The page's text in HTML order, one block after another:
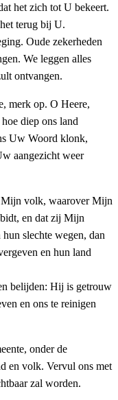
het zich tot U bekeert.
terug bij U.
Oude zekerheden
We leggen alles
ontvangen.
merk op. O Heere,
diep ons land
Uw Woord klonk,
aangezicht weer
volk, waarover Mijn
en dat zij Mijn
slechte wegen, dan
en hun land
belijden: Hij is getrouw
en ons te reinigen
onder de
en volk. Vervul ons met
zal worden.